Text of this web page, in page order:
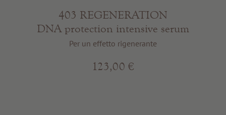
403 REGENERATION
DNA protection intensive serum
Per un effetto rigenerante
123,00 €